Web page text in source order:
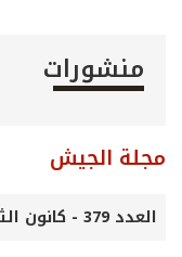
منشورات
مجلة الجيش
العدد 379 - كانون الثاني 2017